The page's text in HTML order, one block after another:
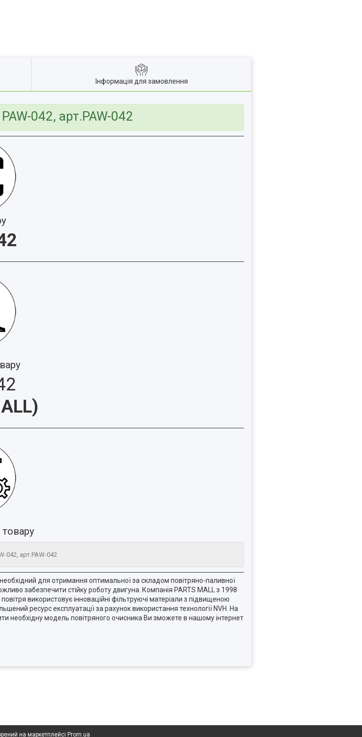
Інформація для замовлення
042, арт.PAW-042
)
042, арт.PAW-042
для отримання оптимальної за складом повітряно-паливної
забезпечити стійку роботу двигуна. Компанія PARTS MALL з 1998
використовує інноваційні фільтруючі матеріали з підвищеною
ресурс експлуатації за рахунок використання технології NVH. На
необхідну модель повітряного очисника Ви зможете в нашому інтернет
на маркетплейсі Prom.ua